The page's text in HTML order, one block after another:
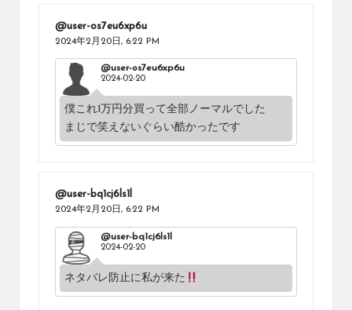
@user-os7eu6xp6u
2024年2月20日, 6:22 PM
@user-os7eu6xp6u
2024-02-20
僕これ1万円分買って全部ノーマルでした
まじで笑えないぐらい酷かったです
@user-bq1cj6ls1l
2024年2月20日, 6:22 PM
@user-bq1cj6ls1l
2024-02-20
ネタバレ防止に私が来た